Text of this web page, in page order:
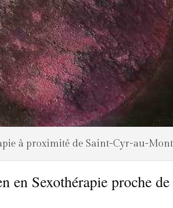
à proximité de Saint-Cyr-au-
en Sexothérapie proche